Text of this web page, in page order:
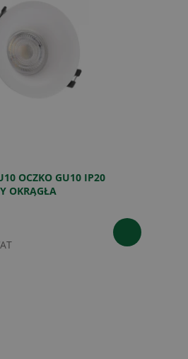
OCZKO GU10 IP20
OKRĄGŁA